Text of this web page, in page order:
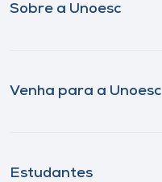
Sobre a Unoesc
Venha para a Unoesc
Estudantes